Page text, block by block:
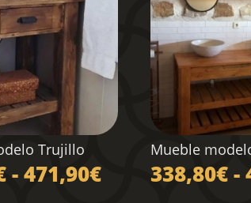
Trujillo
- 471,90€Rango
Mueble
338,80€ -